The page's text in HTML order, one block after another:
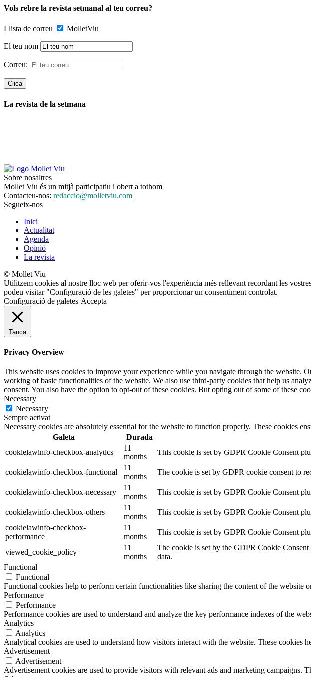
Vols rebre la revista setmanal al teu correu?
Llista de correu MolletViu
El teu nom
Correu:
La revista de la setmana
Sobre nosaltres
Mollet Viu és un mitjà participatiu i obert a tothom
Contacteu-nos: redaccio@molletviu.com
Segueix-nos
Inici
Actualitat
Agenda
Opinió
La revista
© Mollet Viu
Utilitzem cookies al nostre lloc web per oferir-vos l'experiència més rellevant recordant les
podeu visitar "Configuració de les galetes" per proporcionar un consentiment controlat.
Configuració de galetes Accepta
Tanca
Privacy Overview
This website uses cookies to improve your experience while you navigate through the website.
working of basic functionalities of the website. We also use third-party cookies that help us
consent. You also have the option to opt-out of these cookies. But opting out of some of these
Necessary
Necessary
Sempre activat
Necessary cookies are absolutely essential for the website to function properly. These cookies
Galeta
Durada
cookielawinfo-checkbox-analytics
11
months
This cookie is set by GDPR Cookie Consent
cookielawinfo-checkbox-functional
11
months
The cookie is set by GDPR cookie consent to
cookielawinfo-checkbox-necessary
11
months
This cookie is set by GDPR Cookie Consent
cookielawinfo-checkbox-others
11
months
This cookie is set by GDPR Cookie Consent
cookielawinfo-checkbox-
performance
11
months
This cookie is set by GDPR Cookie Consent
viewed_cookie_policy
11
months
The cookie is set by the GDPR Cookie Consent
data.
Functional
Functional
Functional cookies help to perform certain functionalities like sharing the content of the website
Performance
Performance
Performance cookies are used to understand and analyze the key performance indexes of the
Analytics
Analytics
Analytical cookies are used to understand how visitors interact with the website. These cookies
Advertisement
Advertisement
Advertisement cookies are used to provide visitors with relevant ads and marketing campaigns.